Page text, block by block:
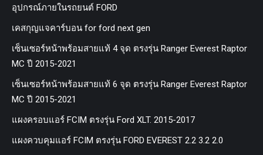
อุปกรณ์ภายในรถยนต์ FORD
เคสกุญแจคาร์บอน for ford next gen
เซ็นเซอร์หน้าพร้อมสายแท้ 4 จุด ตรงรุ่น Ranger Everest Raptor
MC ปี 2015-2021
เซ็นเซอร์หน้าพร้อมสายแท้ 6 จุด ตรงรุ่น Ranger Everest Raptor
MC ปี 2015-2021
แผงครอบแอร์ FCIM ตรงรุ่น Ford XLT. 2015-2017
แผงควบคุมแอร์ FCIM ตรงรุ่น FORD EVEREST 2.2 3.2 2.0